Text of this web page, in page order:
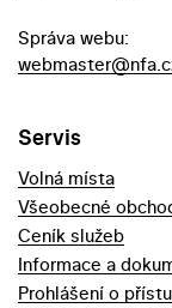
Správa webu:
Servis
Volná místa
Všeobecné
Ceník služeb
Informace a
Prohlášení o